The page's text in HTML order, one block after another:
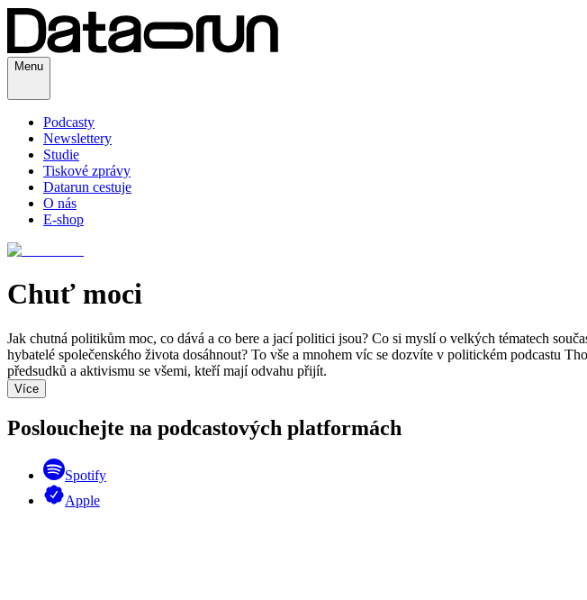
Menu
Podcasty
Newslettery
Studie
Tiskové zprávy
Datarun cestuje
O nás
E-shop
Chuť moci
Jak chutná politikům moc, co dává a co bere a jací politici jsou? Co si myslí o velkých tématech
hybatelé společenského života dosáhnout? To vše a mnohem víc se dozvíte v politickém podcastu
předsudků a aktivismu se všemi, kteří mají odvahu přijít.
Více
Poslouchejte na podcastových platformách
Spotify
Apple